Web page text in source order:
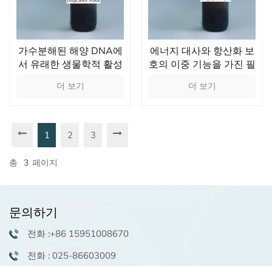
가수분해된 해양 DNA에
서 유래한 생물학적 활성
더 보기
에너지 대사와 항산화 보
호의 이중 기능을 가진 필
더 보기
1 2 3
총 3 페이지
문의하기
전화 :+86 15951008670
전화 : 025-86603009